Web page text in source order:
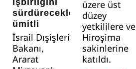
sürdüreceklerinde
ümitli
İsrail Dışişleri
Bakanı,
Ararat
üzere üst
düzey
yetkililere ve
Hiroşima
sakinlerine
katıldı.